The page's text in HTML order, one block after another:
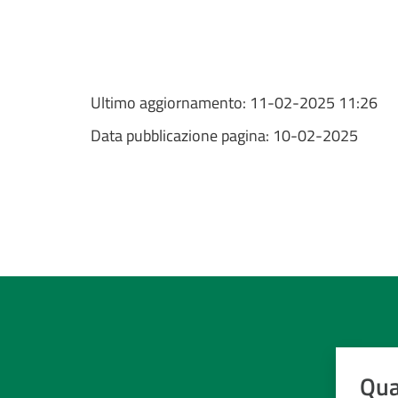
Ultimo aggiornamento: 11-02-2025 11:26
Data pubblicazione pagina: 10-02-2025